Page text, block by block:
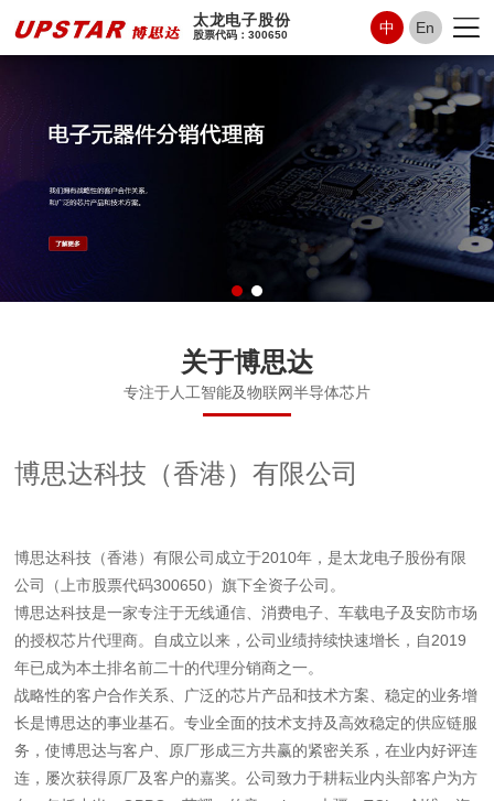
太龙电子股份
股票代码：300650 En
中
关于博思达
专注于人工智能及物联网半导体芯片
博思达科技（香港）有限公司
博思达科技（香港）有限公司成立于2010年，是太龙电子股份有限
公司（上市股票代码300650）旗下全资子公司。
博思达科技是一家专注于无线通信、消费电子、车载电子及安防市场
的授权芯片代理商。自成立以来，公司业绩持续快速增长，自2019
年已成为本土排名前二十的代理分销商之一。
战略性的客户合作关系、广泛的芯片产品和技术方案、稳定的业务增
长是博思达的事业基石。专业全面的技术支持及高效稳定的供应链服
务，使博思达与客户、原厂形成三方共赢的紧密关系，在业内好评连
连，屡次获得原厂及客户的嘉奖。公司致力于耕耘业内头部客户为方